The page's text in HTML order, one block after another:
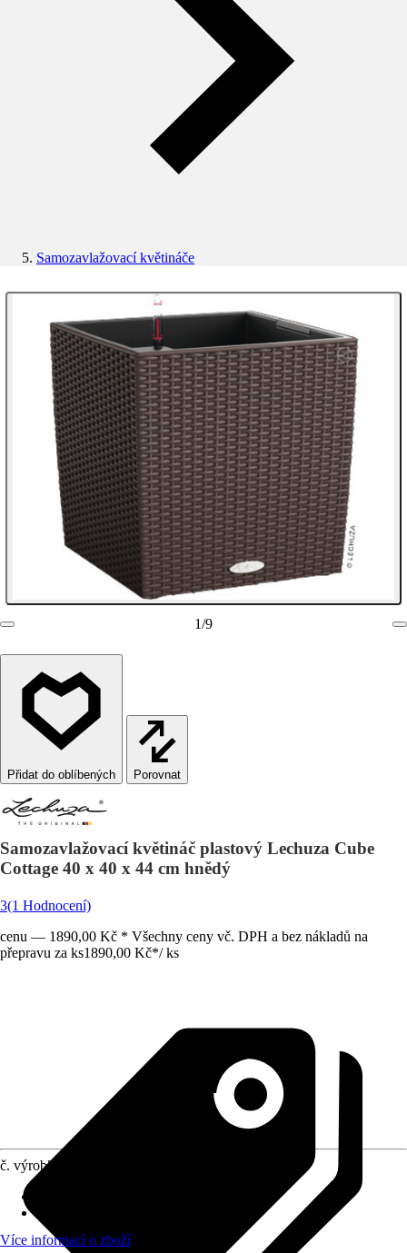
Samozavlažovací květináče
1/9
Porovnat
Samozavlažovací květináč plastový Lechuza Cube
Cottage 40 x 40 x 44 cm hnědý
3(1 Hodnocení)
cenu — 1890,00 Kč * Všechny ceny vč. DPH a bez nákladů na
přepravu za ks1890,00 Kč*/ ks
č. výrobku
Více informací o zboží